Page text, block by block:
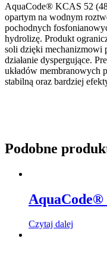
AquaCode® KCAS 52
opartym na wodnym
pochodnych
hydrolizę. Produkt
soli dzięki mechanizmowi
działanie dyspergujące.
układów membranowych
stabilną oraz bardziej
Podobne
AquaCode®
Czytaj dalej